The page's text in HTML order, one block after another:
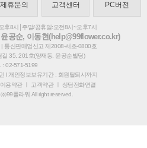
제휴문의 고객센터 PC버전
후8시│주말/공휴일:오전8시~오후7시
공순, 이동현(help@99flower.co.kr)
통신판매업신고 제2008-서초-0800호
35, 201호(양재동, 윤공순빌딩)
: 02-571-5199
l 개인정보보유기간 : 회원탈퇴시까지
이용약관ㅣ 고객약관ㅣ
상담전화연결
99플라워 All right reserved.